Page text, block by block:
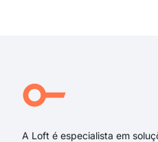
A Loft é especialista em